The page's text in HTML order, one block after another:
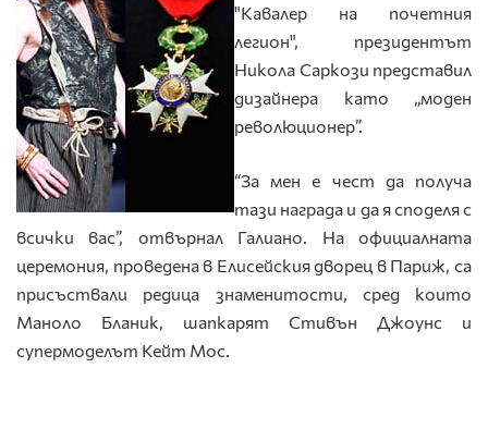
"Кавалер на почетния
легион", президентът
Никола Саркози представил
дизайнера като „моден
революционер”.
“За мен е чест да получа
тази награда и да я споделя с
всички вас”, отвърнал Галиано. На официалната
церемония, проведена в Елисейския дворец в Париж, са
присъствали редица знаменитости, сред които
Маноло Бланик, шапкарят Стивън Джоунс и
супермоделът Кейт Мос.